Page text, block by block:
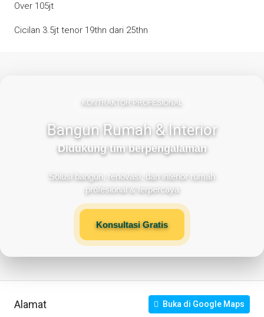
Over 105jt
Cicilan 3.5jt tenor 19thn dari 25thn
KONTRAKTOR PROFESIONAL
Bangun Rumah & Interior
Didukung tim berpengalaman
Solusi bangun, renovasi, dan interior rumah
profesional & terpercaya
Konsultasi Gratis
Alamat Buka di Google Maps